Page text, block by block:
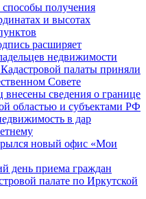
получения
и высотах
расширяет
недвижимости
палаты приняли
Совете
внесены сведения о границе
областью и субъектами РФ
в дар
новый офис «Мои
день приема граждан
палате по Иркутской